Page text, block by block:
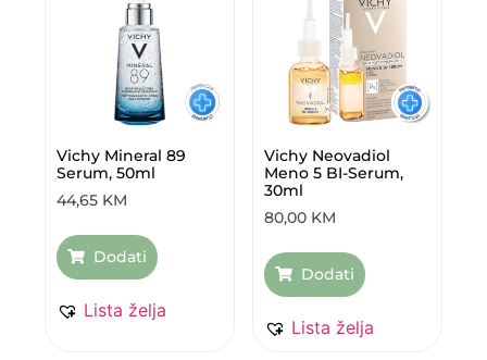
Vichy Mineral 89
Serum, 50ml
44,65 KM
Dodati
Lista želja
Vichy Neovadiol
Meno 5 BI-Serum,
30ml
80,00 KM
Dodati
Lista želja